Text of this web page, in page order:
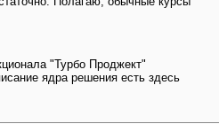
"Турбо Проджект"
ядра решения есть здесь